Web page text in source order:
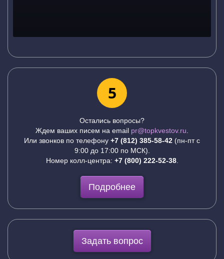
5
Остались вопросы?
Ждем ваших писем на email pr@topkvestov.ru
Или звонков по телефону +7 (812) 385-58-42 (пн-пт с
9:00 до 17:00 по МСК).
Номер колл-центра: +7 (800) 222-52-38.
Подробнее
Задать вопрос